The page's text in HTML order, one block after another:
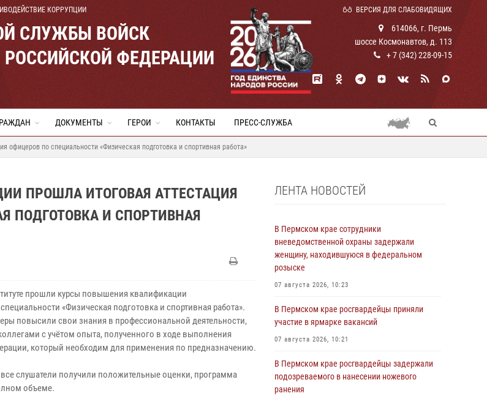
КОРРУПЦИИ ВЕРСИЯ ДЛЯ СЛАБОВИДЯЩИХ
СЛУЖБЫ ВОЙСК
ФЕДЕРАЦИИ
614066, г. Пермь
шоссе Космонавтов, д. 113
+ 7 (342) 228-09-15
ДОКУМЕНТЫ ГЕРОИ КОНТАКТЫ ПРЕСС-СЛУЖБА
офицеров по специальности «Физическая подготовка и спортивная работа»
ПРОШЛА ИТОГОВАЯ АТТЕСТАЦИЯ
ПОДГОТОВКА И СПОРТИВНАЯ
прошли курсы повышения квалификации
«Физическая подготовка и спортивная работа».
повысили свои знания в профессиональной деятельности,
с учётом опыта, полученного в ходе выполнения
который необходим для применения по предназначению.
слушатели получили положительные оценки, программа
объеме.
ЛЕНТА НОВОСТЕЙ
В Пермском крае сотрудники
вневедомственной охраны задержали
женщину, находившуюся в федеральном
розыске
07 августа 2026, 10:23
В Пермском крае росгвардейцы приняли
участие в ярмарке вакансий
07 августа 2026, 10:21
В Пермском крае росгвардейцы задержали
подозреваемого в нанесении ножевого
ранения